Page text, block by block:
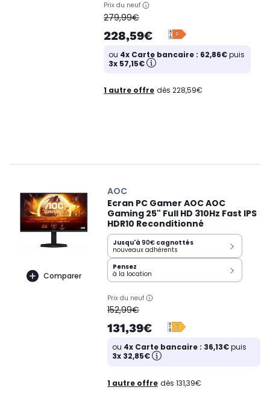
Prix du neuf
oldPrice
279,99€
228,59€
ou 4x Carte bancaire : 62,86€puis
3x 57,15€
1 autre offre dès 228,59€
Comparer
AOC
Ecran PC Gamer AOC AOC
Gaming 25" Full HD 310Hz Fast IPS
HDR10 Reconditionné
Jusqu'à 90€ cagnottés
nouveaux adhérents
Pensez
à la location
Prix du neuf
oldPrice
152,99€
131,39€
ou 4x Carte bancaire : 36,13€puis
3x 32,85€
1 autre offre dès 131,39€